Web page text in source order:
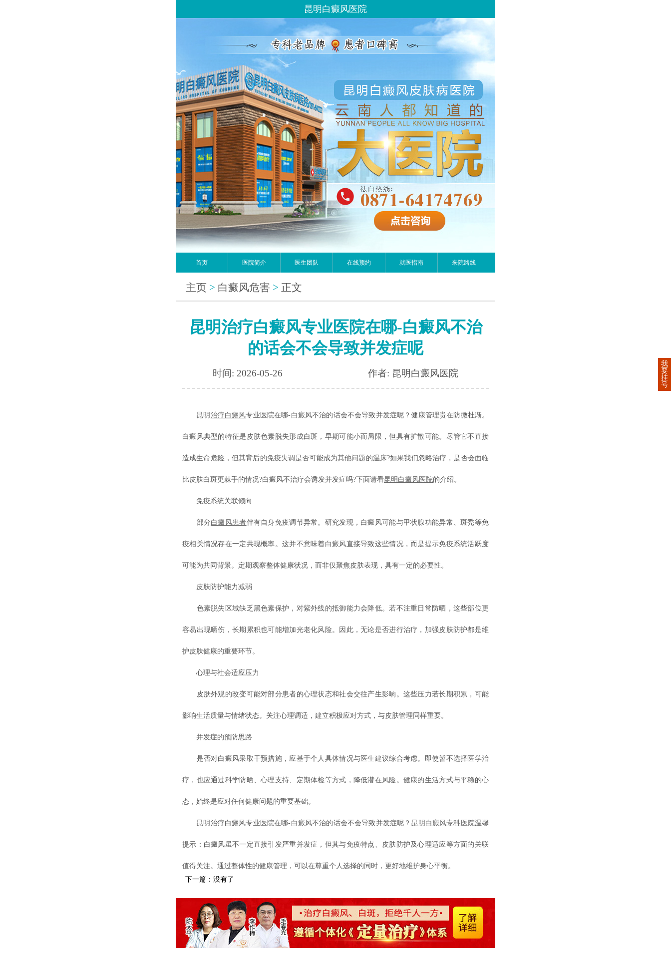
昆明白癜风医院
首页 医院简介 医生团队 在线预约 就医指南 来院路线
主页 > 白癜风危害 > 正文
昆明治疗白癜风专业医院在哪-白癜风不治
的话会不会导致并发症呢
时间: 2026-05-26 作者: 昆明白癜风医院
昆明 治疗白癜风专业医院在哪-白癜风不治的话会不会导致并发症呢？健康管理贵在防微杜渐。
白癜风典型的特征是皮肤色素脱失形成白斑，早期可能小而局限，但具有扩散可能。尽管它不直接
造成生命危险，但其背后的免疫失调是否可能成为其他问题的温床?如果我们忽略治疗，是否会面临
比皮肤白斑更棘手的情况?白癜风不治疗会诱发并发症吗?下面请看昆明白癜风医院的介绍。
免疫系统关联倾向
部分白癜风患者伴有自身免疫调节异常。研究发现，白癜风可能与甲状腺功能异常、斑秃等免
疫相关情况存在一定共现概率。这并不意味着白癜风直接导致这些情况，而是提示免疫系统活跃度
可能为共同背景。定期观察整体健康状况，而非仅聚焦皮肤表现，具有一定的必要性。
皮肤防护能力减弱
色素脱失区域缺乏黑色素保护，对紫外线的抵御能力会降低。若不注重日常防晒，这些部位更
容易出现晒伤，长期累积也可能增加光老化风险。因此，无论是否进行治疗，加强皮肤防护都是维
护皮肤健康的重要环节。
心理与社会适应压力
皮肤外观的改变可能对部分患者的心理状态和社会交往产生影响。这些压力若长期积累，可能
影响生活质量与情绪状态。关注心理调适，建立积极应对方式，与皮肤管理同样重要。
并发症的预防思路
是否对白癜风采取干预措施，应基于个人具体情况与医生建议综合考虑。即使暂不选择医学治
疗，也应通过科学防晒、心理支持、定期体检等方式，降低潜在风险。健康的生活方式与平稳的心
态，始终是应对任何健康问题的重要基础。
昆明治疗白癜风专业医院在哪-白癜风不治的话会不会导致并发症呢？ 昆明白癜风专科医院温馨
提示：白癜风虽不一定直接引发严重并发症，但其与免疫特点、皮肤防护及心理适应等方面的关联
值得关注。通过整体性的健康管理，可以在尊重个人选择的同时，更好地维护身心平衡。
下一篇：没有了
我
要
挂
号